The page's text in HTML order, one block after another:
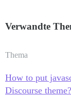
Verwandte
Thema
How to put
Discourse theme?